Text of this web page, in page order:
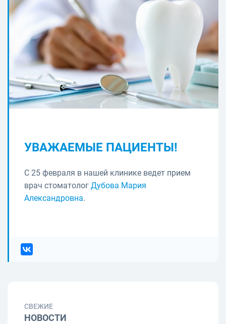
УВАЖАЕМЫЕ ПАЦИЕНТЫ!
С 25 февраля в нашей клинике ведет прием
врач стоматолог Дубова Мария
Александровна.
СВЕЖИЕ
НОВОСТИ